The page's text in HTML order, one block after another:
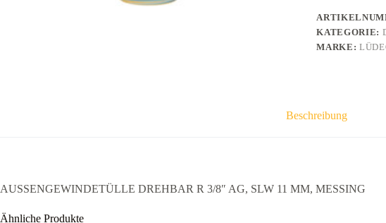
MM,
MESSING
Menge
KATEGORIE:
MARKE:
Beschreibung
AUSSENGEWINDETÜLLE DREHBAR R 3/8″ AG, SLW 11 MM, MESSING
Ähnliche Produkte